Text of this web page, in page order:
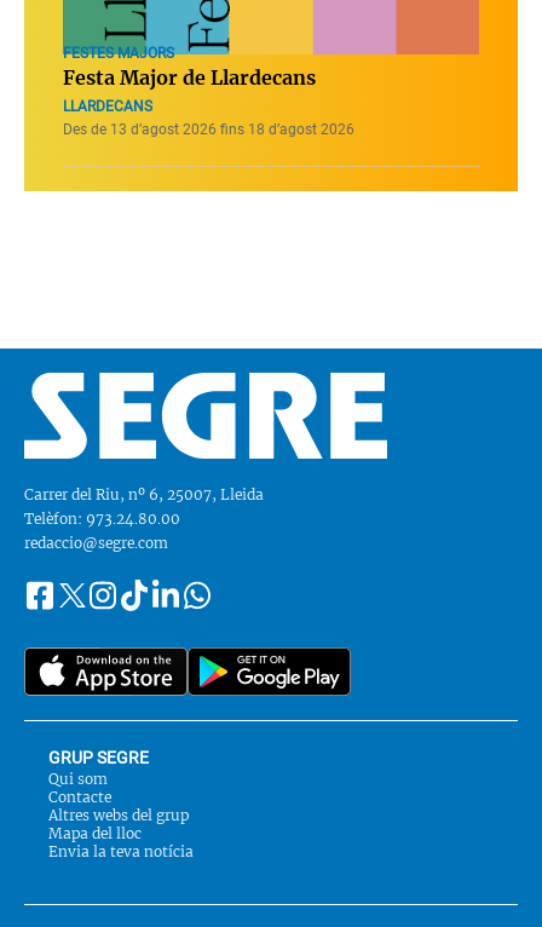
FESTES MAJORS
Festa Major de Llardecans
LLARDECANS
Des de 13 d’agost 2026 fins 18 d’agost 2026
Carrer del Riu, nº 6, 25007, Lleida
Telèfon: 973.24.80.00
redaccio@segre.com
Segueix-
a::
FacebookInstagram
TiktokLinkedinWhatsapp
GRUP SEGRE
Qui som
Contacte
Altres webs del grup
Mapa del lloc
Envia la teva notícia